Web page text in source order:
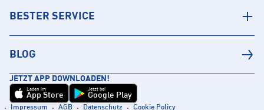
BESTER SERVICE
BLOG
JETZT APP DOWNLOADEN!
Laden im
App Store
Jetzt bei
Google Play
Impressum AGB Datenschutz
Cookie Policy